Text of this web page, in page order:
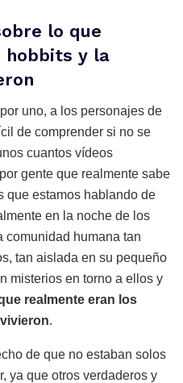
lo que
hobbits y la
uno, a los personajes de
de comprender si no se
cuantos vídeos
gente que realmente sabe
que estamos hablando de
en la noche de los
comunidad humana tan
tan aislada en su pequeño
misterios en torno a ellos y
realmente eran los
.
de que no estaban solos
ya que otros verdaderos y